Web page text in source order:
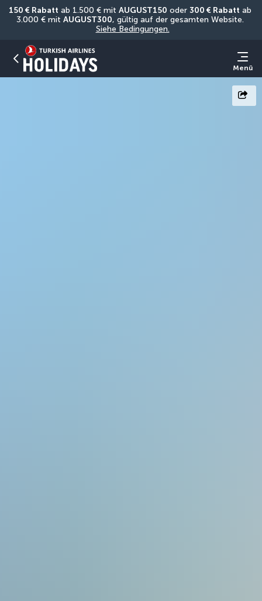
150 € Rabatt ab 1.500 € mit AUGUST150 oder 300 € Rabatt ab
3.000 € mit AUGUST300
Siehe Bedingungen.
Menü